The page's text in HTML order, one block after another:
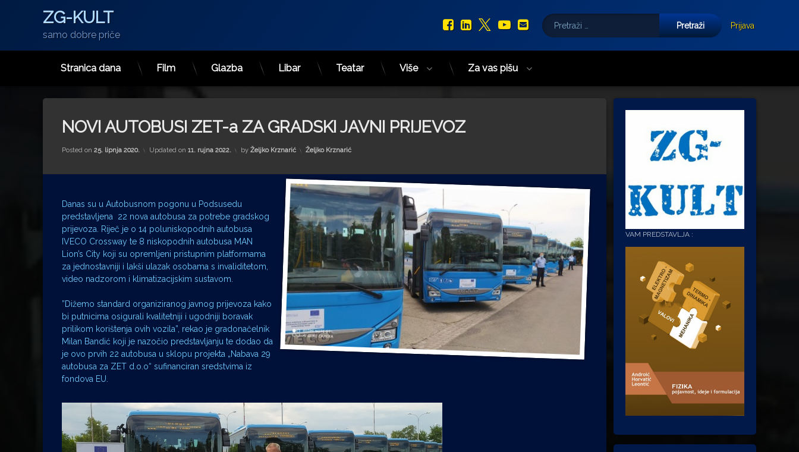
ZG-KULT
samo dobre priče
Facebook
LinkedIn
X.com
YouTube
E-mail
Pretraži:
Prijava
Stranica dana Film Glazba Libar Teatar Više Za vas pišu
NOVI AUTOBUSI ZET-a ZA GRADSKI JAVNI PRIJEVOZ
Posted on 25. lipnja 2020. Updated on 11. rujna 2022. by Željko Krznarić Kategorije:
Željko Krznarić
Danas su u Autobusnom pogonu u Podsusedu
predstavljena 22 nova autobusa za potrebe gradskog
prijevoza. Riječ je o 14 poluniskopodnih autobusa
IVECO Crossway te 8 niskopodnih autobusa MAN
Lion’s City koji su opremljeni pristupnim platformama
za jednostavniji i lakši ulazak osobama s invaliditetom,
video nadzorom i klimatizacijskim sustavom.
”Dižemo standard organiziranog javnog prijevoza kako
bi putnicima osigurali kvalitetniji i ugodniji boravak
prilikom korištenja ovih vozila”, rekao je gradonačelnik
Milan Bandić koji je nazočio predstavljanju te dodao da
je ovo prvih 22 autobusa u sklopu projekta „Nabava 29
autobusa za ZET d.o.o“ sufinanciran sredstvima iz
fondova EU.
VAM PREDSTAVLJA :